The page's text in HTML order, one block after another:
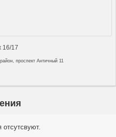
16/17
проспект Античный 11
отсутсвуют.